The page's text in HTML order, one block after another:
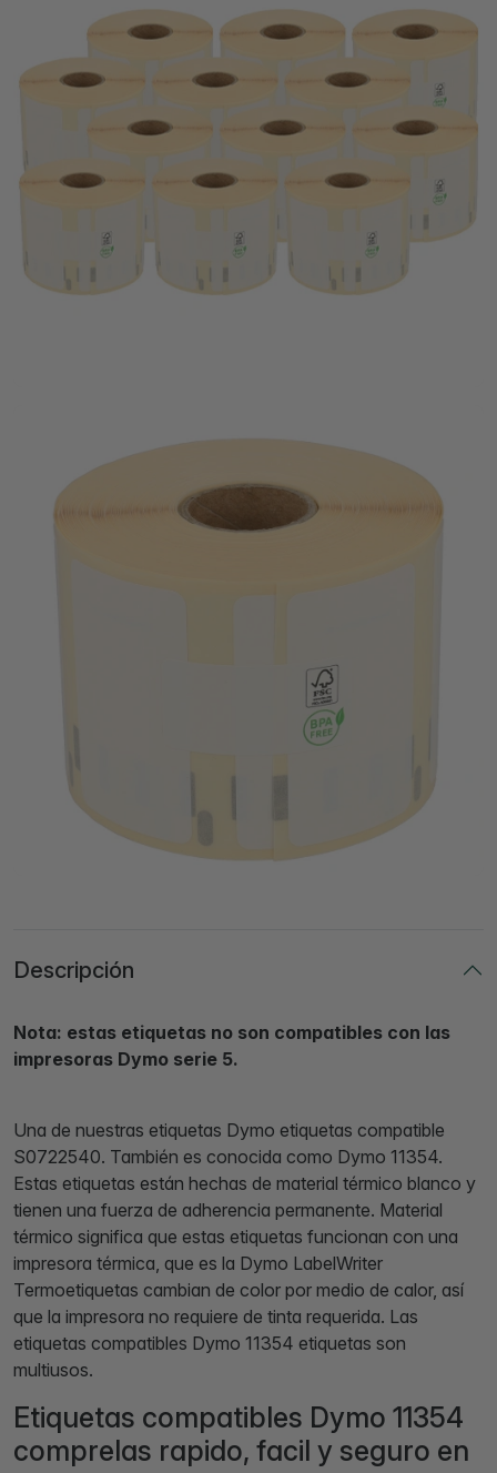
Descripción
Nota: estas etiquetas no son compatibles con las
impresoras Dymo serie 5.
Una de nuestras etiquetas Dymo etiquetas compatible
S0722540. También es conocida como Dymo 11354.
Estas etiquetas están hechas de material térmico blanco y
tienen una fuerza de adherencia permanente. Material
térmico significa que estas etiquetas funcionan con una
impresora térmica, que es la Dymo LabelWriter
Termoetiquetas cambian de color por medio de calor, así
que la impresora no requiere de tinta requerida. Las
etiquetas compatibles Dymo 11354 etiquetas son
multiusos.
Etiquetas compatibles Dymo 11354
comprelas rapido, facil y seguro en